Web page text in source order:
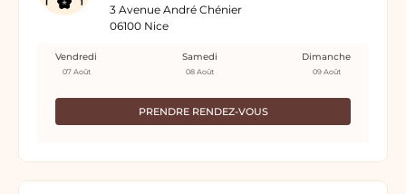
3 Avenue André Chénier
06100 Nice
PRENDRE RENDEZ-VOUS
Vendredi
07 Août
Samedi
08 Août
Dimanche
09 Août